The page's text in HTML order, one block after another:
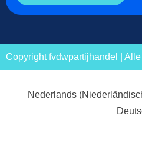
Copyright fvdwpartijhandel |
Nederlands(